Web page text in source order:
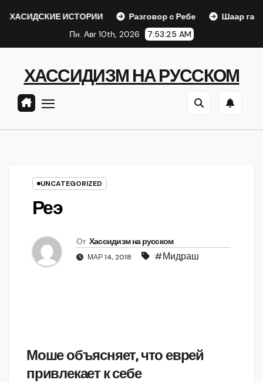
ИСТОРИИ Разговор с Ребе
Шаар гайихуд гл. 1
Пн. Авг 10th, 2026
7:53:26 AM
ХАССИДИЗМ НА РУССКОМ
UNCATEGORIZED
Реэ
От Хассидизм на русском
МАР 14, 2018 #Мидраш
Моше объясняет, что еврей
привлекает к себе